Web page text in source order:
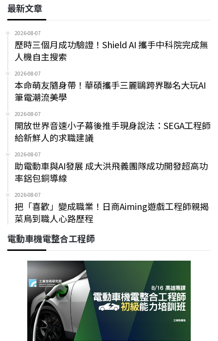
最新文章
2026-08-07
歷時三個月成功驗證！Shield AI 攜手中科院完成無
人機自主搜索
2026-08-07
本命萌友隨身帶！華碩攜手三麗鷗跨界聯名大玩AI
筆電潮流美學
2026-08-07
開放世界音速小子幕後推手現身說法：SEGA工程師
給新鮮人的求職建議
2026-08-07
助電動車與AI發展 成大洪飛義團隊成功開發超高功
率鋁包銅導線
2026-08-07
把「喜歡」變成職業！日商Aiming遊戲工程師親揭
菜鳥到職人心路歷程
電動車機電整合工程師